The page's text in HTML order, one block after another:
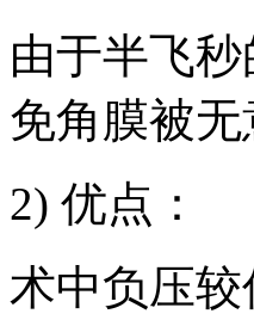
由于半飞
免角膜被
2) 优点：
术中负压